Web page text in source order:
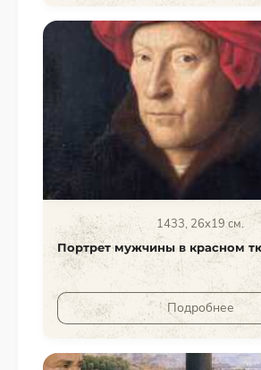
1433, 26x19 см.
Портрет мужчины в красном
Подробнее